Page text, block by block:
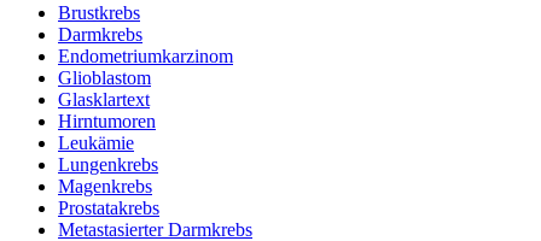
Brustkrebs
Darmkrebs
Endometriumkarzinom
Glioblastom
Glasklartext
Hirntumoren
Leukämie
Lungenkrebs
Magenkrebs
Prostatakrebs
Metastasierter Darmkrebs